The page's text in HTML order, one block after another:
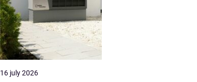
16 july 2026